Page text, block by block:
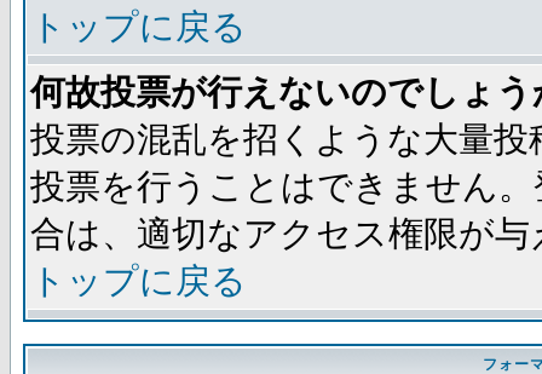
トップに戻る
何故投票が行えないのでしょう
投票の混乱を招くような大量
投票を行うことはできません
合は、適切なアクセス権限が
トップに戻る
フォー